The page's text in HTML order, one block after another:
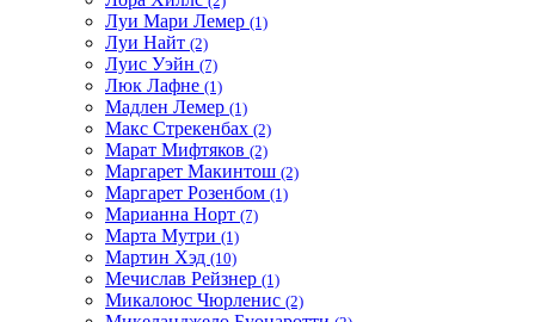
Луи Мари Лемер (1)
Луи Найт (2)
Луис Уэйн (7)
Люк Лафне (1)
Мадлен Лемер (1)
Макс Стрекенбах (2)
Марат Мифтяков (2)
Маргарет Макинтош (2)
Маргарет Розенбом (1)
Марианна Норт (7)
Марта Мутри (1)
Мартин Хэд (10)
Мечислав Рейзнер (1)
Микалоюс Чюрленис (2)